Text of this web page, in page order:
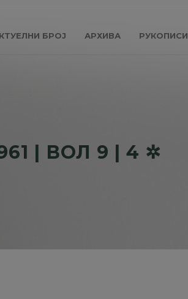
БРОЈ АРХИВА РУКОПИСИ
| ВОЛ 9 | 4 ✲